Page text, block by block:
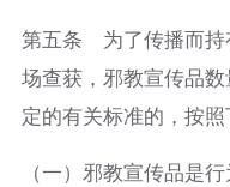
第五条 为了传播而持
场查获，邪教宣传品
定的有关标准的，按
（一）邪教宣传品是